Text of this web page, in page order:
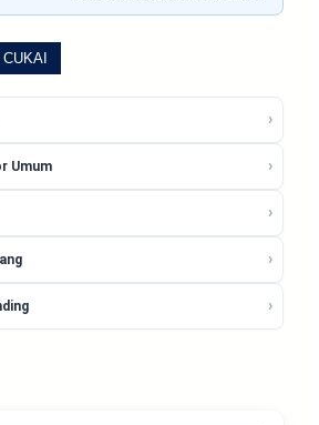
›
Umum ›
›
›
›